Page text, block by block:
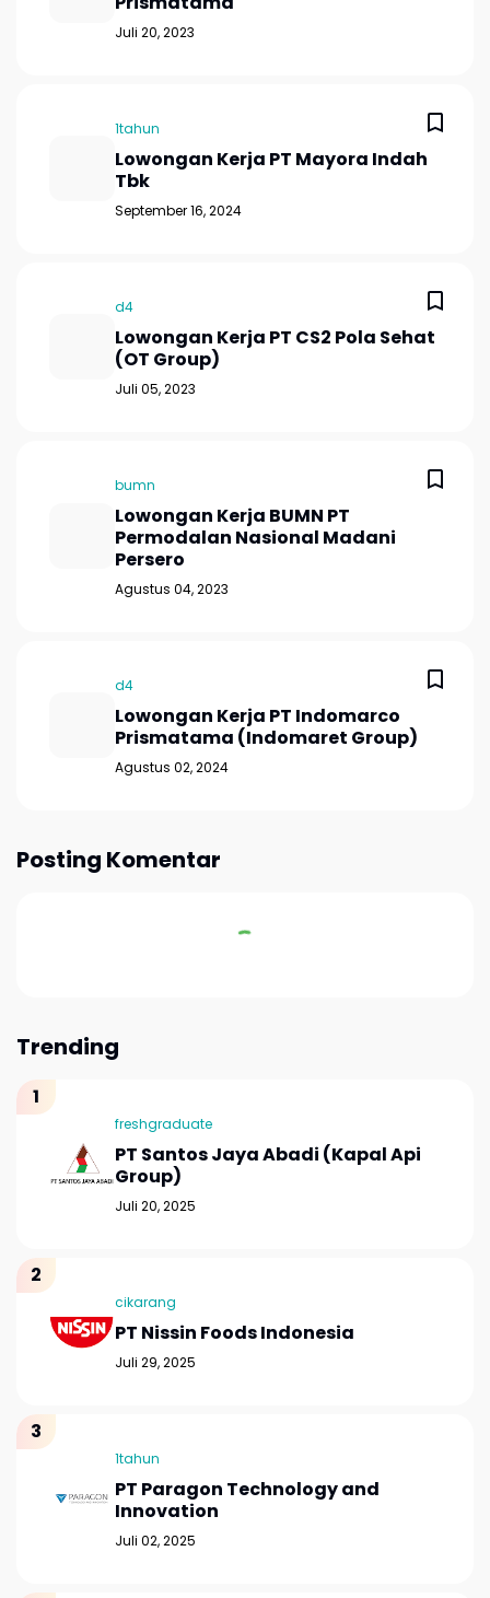
Juli 20, 2023
1tahun
Lowongan Kerja PT Mayora Indah
Tbk
September 16, 2024
d4
Lowongan Kerja PT CS2 Pola Sehat
(OT Group)
Juli 05, 2023
bumn
Lowongan Kerja BUMN PT
Permodalan Nasional Madani
Persero
Agustus 04, 2023
d4
Lowongan Kerja PT Indomarco
Prismatama (Indomaret Group)
Agustus 02, 2024
Posting Komentar
Trending
freshgraduate
PT Santos Jaya Abadi (Kapal Api
Group)
Juli 20, 2025
cikarang
PT Nissin Foods Indonesia
Juli 29, 2025
1tahun
PT Paragon Technology and
Innovation
Juli 02, 2025